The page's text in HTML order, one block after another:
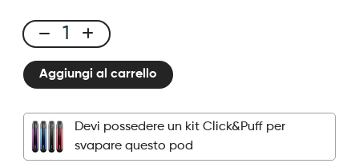
Click
&
Puff
Pod
Ice
Aggiungi al carrello
Devi possedere un kit Click&Puff per
svapare questo pod